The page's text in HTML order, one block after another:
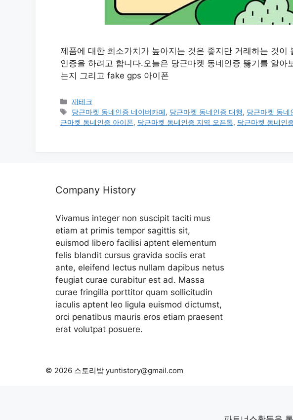
제품에 대한 희소가치가 높아지는 것은 좋지만 거래하는 것이
인증을 하려고 합니다.오늘은 당근마켓 동네인증 뚫기를 알아
는지 그리고 fake gps 아이폰
카
테
고
재테크
태
그
당근마켓 동네인증 네이버카페, 당근마켓 동네인증 대행, 당근마켓 동네
근마켓 동네인증 아이폰, 당근마켓 동네인증 지역 오픈톡, 당근마켓 동네인
Company History
Vivamus integer non suscipit taciti mus
etiam at primis tempor sagittis sit,
euismod libero facilisi aptent elementum
felis blandit cursus gravida sociis erat
ante, eleifend lectus nullam dapibus netus
feugiat curae curabitur est ad. Massa
curae fringilla porttitor quam sollicitudin
iaculis aptent leo ligula euismod dictumst,
orci penatibus mauris eros etiam praesent
erat volutpat posuere.
© 2026 스토리밥 yuntistory@gmail.com